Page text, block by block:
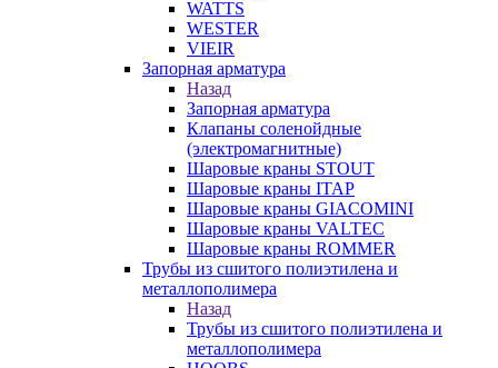
WATTS
WESTER
VIEIR
Запорная арматура
Назад
Запорная арматура
Клапаны соленойдные
(электромагнитные)
Шаровые краны STOUT
Шаровые краны ITAP
Шаровые краны GIACOMINI
Шаровые краны VALTEC
Шаровые краны ROMMER
Трубы из сшитого полиэтилена и
металлополимера
Назад
Трубы из сшитого полиэтилена и
металлополимера